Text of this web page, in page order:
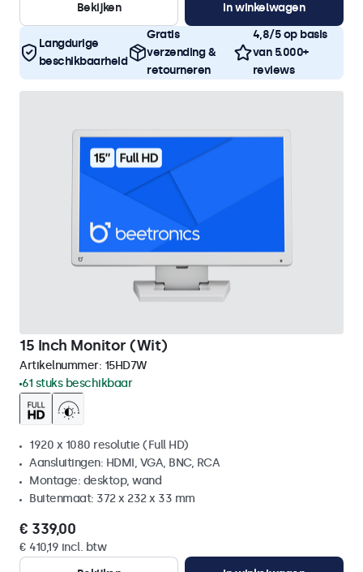
Bekijken
In winkelwagen
Langdurige
beschikbaarheid
Gratis
verzending &
retourneren
4,8/5 op basis
van 5.000+
reviews
15 Inch Monitor (Wit)
Artikelnummer: 15HD7W
61 stuks beschikbaar
1920 x 1080 resolutie (Full HD)
Aansluitingen: HDMI, VGA, BNC, RCA
Montage: desktop, wand
Buitenmaat: 372 x 232 x 33 mm
€ 339,00
€ 410,19 incl. btw